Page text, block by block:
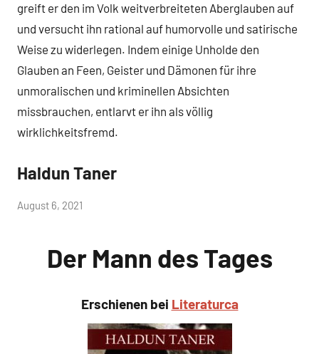
greift er den im Volk weitverbreiteten Aberglauben auf
und versucht ihn rational auf humorvolle und satirische
Weise zu widerlegen. Indem einige Unholde den
Glauben an Feen, Geister und Dämonen für ihre
unmoralischen und kriminellen Absichten
missbrauchen, entlarvt er ihn als völlig
wirklichkeitsfremd.
Jüngste
Haldun Taner
von
August 6, 2021
Der Mann des Tages
Erschienen bei Literaturca